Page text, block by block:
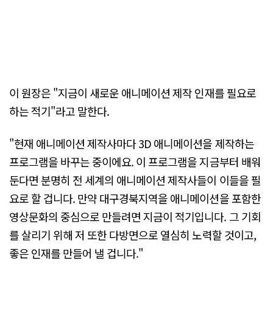
이 원장은 "지금이 새로운 애니메이션 제작 인재를 필요로
하는 적기"라고 말한다.
"현재 애니메이션 제작사마다 3D 애니메이션을 제작하는
프로그램을 바꾸는 중이에요. 이 프로그램을 지금부터 배워
둔다면 분명히 전 세계의 애니메이션 제작사들이 이들을 필
요로 할 겁니다. 만약 대구경북지역을 애니메이션을 포함한
영상문화의 중심으로 만들려면 지금이 적기입니다. 그 기회
를 살리기 위해 저 또한 다방면으로 열심히 노력할 것이고,
좋은 인재를 만들어 낼 겁니다."